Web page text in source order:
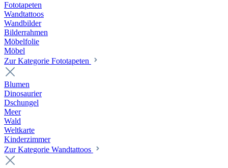
Fototapeten
Wandtattoos
Wandbilder
Bilderrahmen
Möbelfolie
Möbel
Zur Kategorie Fototapeten
Blumen
Dinosaurier
Dschungel
Meer
Wald
Weltkarte
Kinderzimmer
Zur Kategorie Wandtattoos